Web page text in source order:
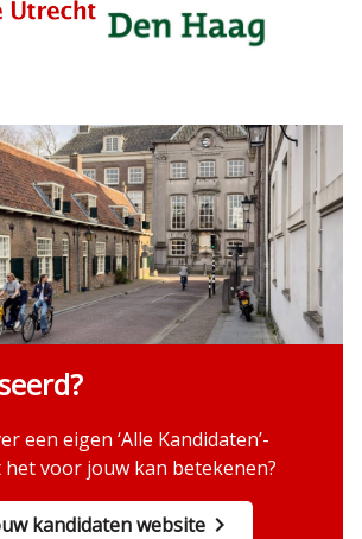
een eigen ‘Alle Kandidaten’-
voor jouw kan betekenen?
kandidaten website